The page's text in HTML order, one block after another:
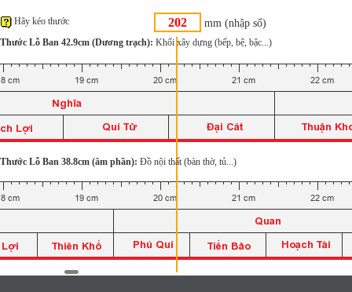
mm (nhập số)
Hãy kéo thước
Thước Lỗ Ban 42.9cm (Dương trạch): Khối xây dựng (bếp, bệ, bậc...)
Thước Lỗ Ban 38.8cm (âm phần): Đồ nội thất (bàn thờ, tủ...)